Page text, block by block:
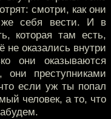
смотри, как они
себя вести. И в
которая там есть,
оказались внутри
они оказываются
преступниками
если уж ты попал
человек, а то, что